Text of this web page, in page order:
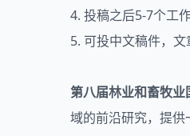
4. 投稿之后5-7个工
5. 可投中文稿件，
第八届林业和畜牧
域的前沿研究，提供